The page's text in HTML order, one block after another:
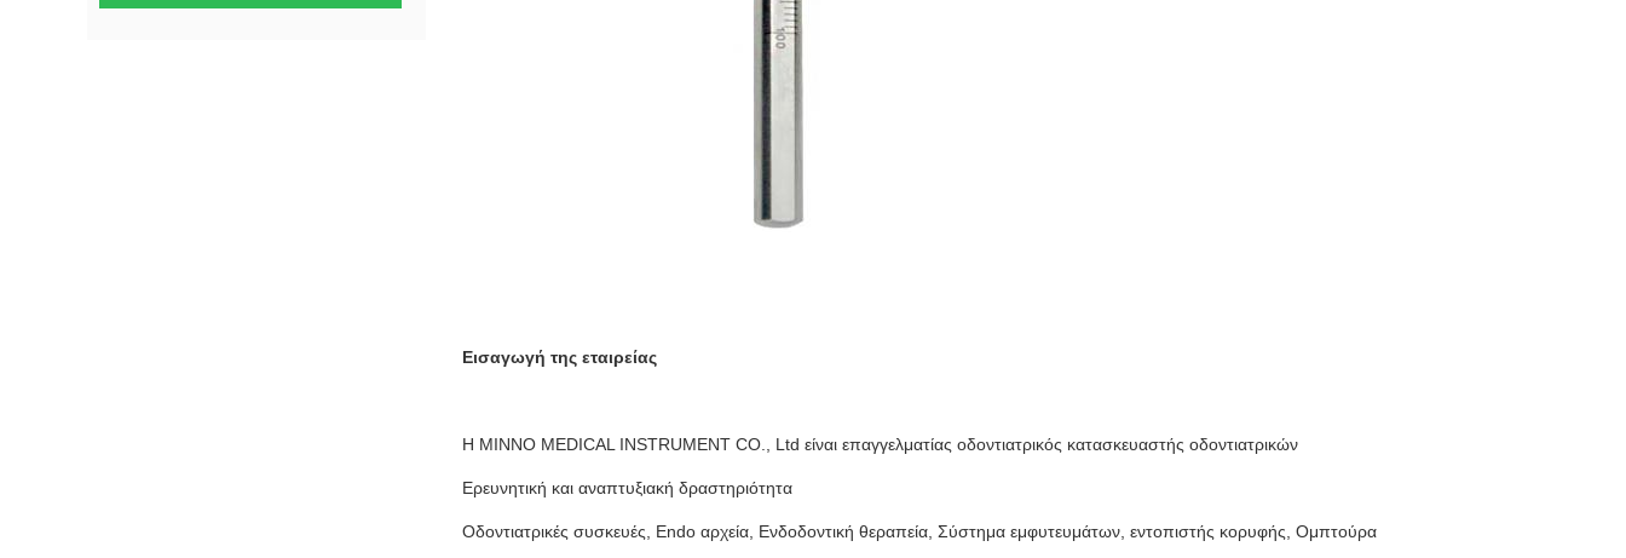
Εισαγωγή της εταιρείας
Η MINNO MEDICAL INSTRUMENT CO., Ltd είναι επαγγελματίας οδοντιατρικός κατασκευαστής οδοντιατρικών
Ερευνητική και αναπτυξιακή δραστηριότητα
Οδοντιατρικές συσκευές, Endo αρχεία, Ενδοδοντική θεραπεία, Σύστημα εμφυτευμάτων, εντοπιστής κορυφής, Ομπτούρα